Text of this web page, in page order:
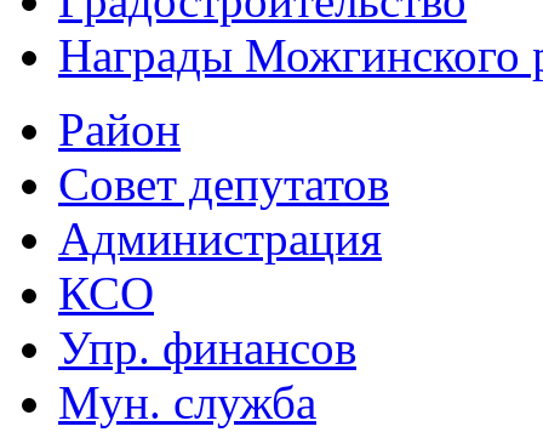
Награды Можгинского
Район
Совет депутатов
Администрация
КСО
Упр. финансов
Мун. служба